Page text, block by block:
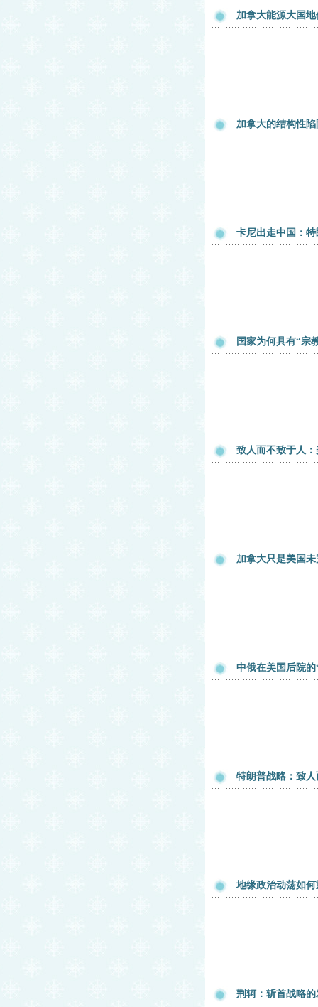
加拿大能源大国
加拿大的结构性
卡尼出走中国：
国家为何具有“宗
致人而不致于人
加拿大只是美国
中俄在美国后院
特朗普战略：致
地缘政治动荡如
荆轲：斩首战略